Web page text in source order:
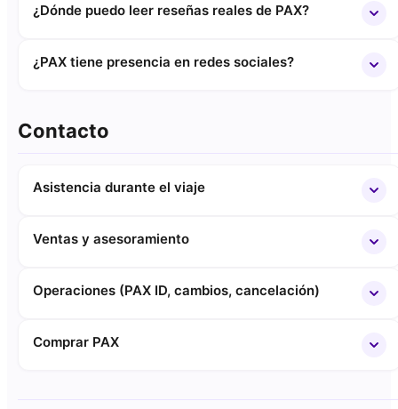
¿Dónde puedo leer reseñas reales de PAX?
¿PAX tiene presencia en redes sociales?
Contacto
Asistencia durante el viaje
Ventas y asesoramiento
Operaciones (PAX ID, cambios, cancelación)
Comprar PAX